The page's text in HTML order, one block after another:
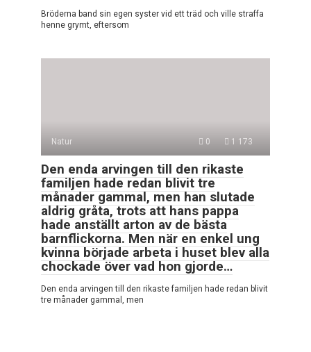
Bröderna band sin egen syster vid ett träd och ville straffa
henne grymt, eftersom
Natur 0 1 173
Den enda arvingen till den rikaste
familjen hade redan blivit tre
månader gammal, men han slutade
aldrig gråta, trots att hans pappa
hade anställt arton av de bästa
barnflickorna. Men när en enkel ung
kvinna började arbeta i huset blev alla
chockade över vad hon gjorde…
Den enda arvingen till den rikaste familjen hade redan blivit
tre månader gammal, men